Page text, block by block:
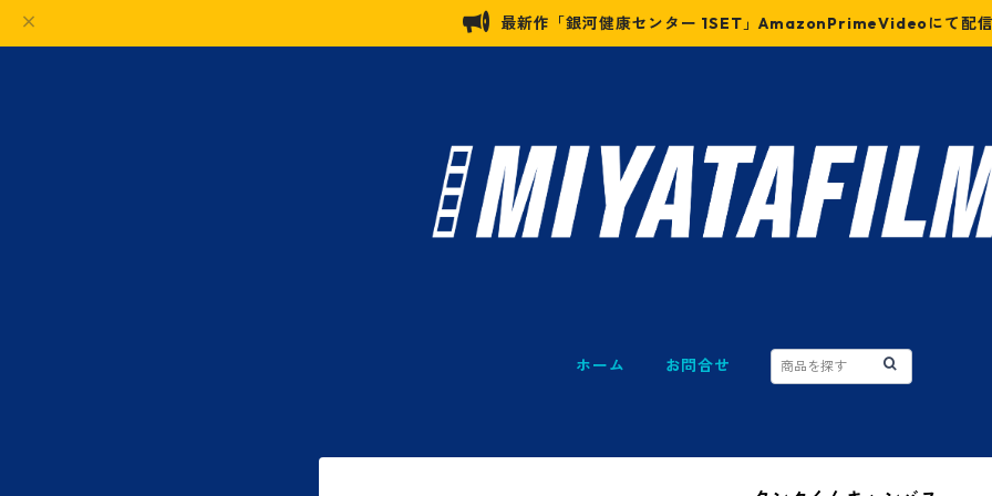
最新作「銀河健康センター 1SET」AmazonPrimeVideoにて配
ホーム お問合せ